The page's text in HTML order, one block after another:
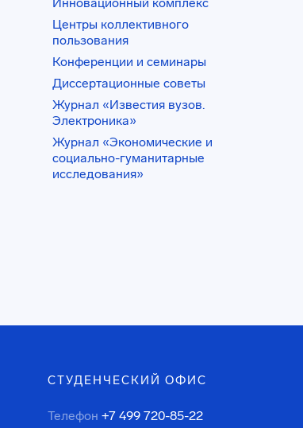
Центры коллективного
пользования
Конференции и семинары
Диссертационные советы
Журнал «Известия вузов.
Электроника»
Журнал «Экономические и
социально-гуманитарные
исследования»
СТУДЕНЧЕСКИЙ ОФИС
Телефон +7 499 720-85-22